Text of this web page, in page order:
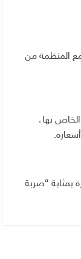
تجري محادثات مع المنظمة من
بها،
بمثابة “ضربة